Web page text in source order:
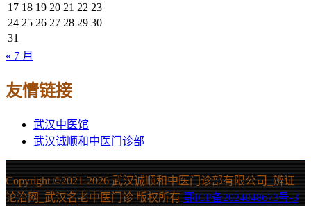
17 18 19 20 21 22 23
24 25 26 27 28 29 30
31
« 7 月
友情链接
武汉中医馆
武汉诚顺和中医门诊部
Copyright ©2021-2026 武汉诚顺和中医门诊部有限公司_辨证
论治网_武汉名老中医门诊 版权所有 鄂ICP备2024048673号-3